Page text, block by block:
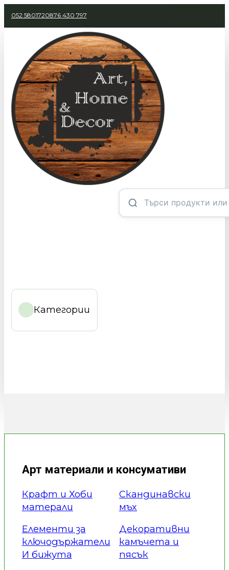
052 5801720876 430 797
Категории
Арт материали и консумативи
Крафт и Хоби
матерали
Елементи за
ключодържатели
И бижута
Скандинавски
мъх
Декоративни
камъчета и
пясък